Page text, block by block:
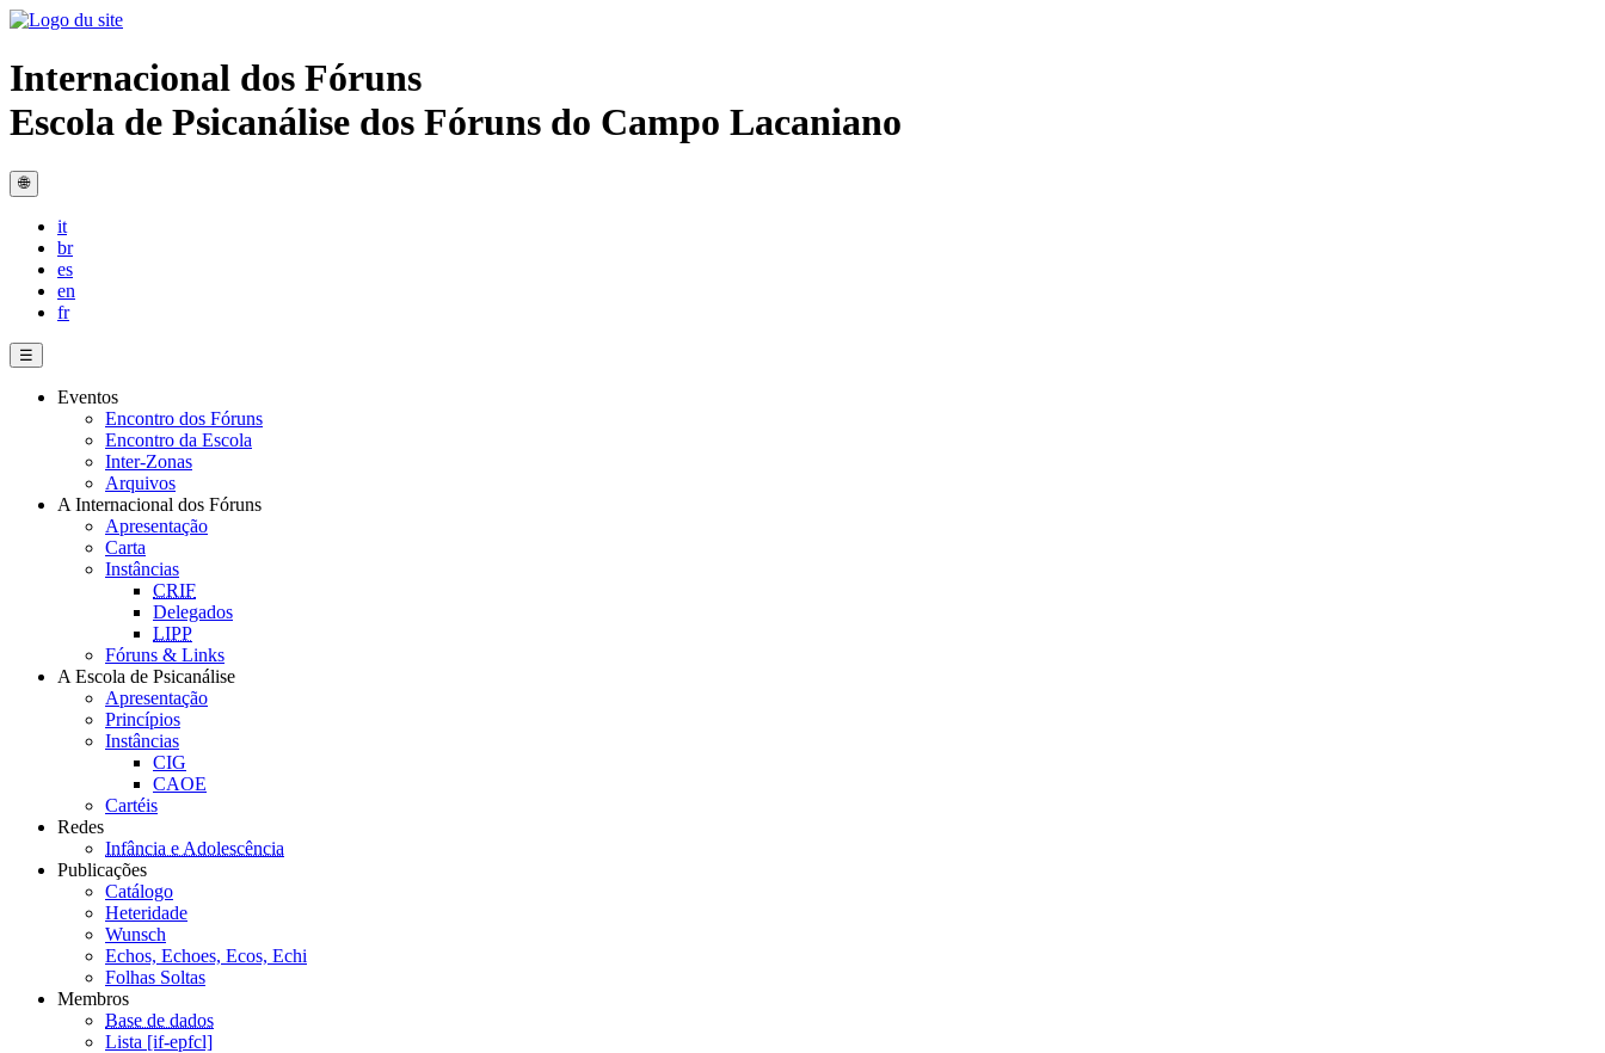
Internacional dos Fóruns
Escola de Psicanálise dos Fóruns do Campo Lacaniano
🌐
it
br
es
en
fr
☰
Eventos
Encontro dos Fóruns
Encontro da Escola
Inter-Zonas
Arquivos
A Internacional dos Fóruns
Apresentação
Carta
Instâncias
CRIF
Delegados
LIPP
Fóruns & Links
A Escola de Psicanálise
Apresentação
Princípios
Instâncias
CIG
CAOE
Cartéis
Redes
Infância e Adolescência
Publicações
Catálogo
Heteridade
Wunsch
Echos, Echoes, Ecos, Echi
Folhas Soltas
Membros
Base de dados
Lista [if-epfcl]